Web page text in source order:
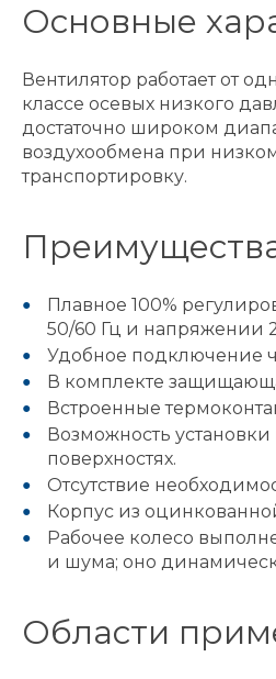
Основные
Вентилятор работает от
классе осевых низкого
достаточно широком
воздухообмена при
транспортировку.
Плавное 100%
50/60 Гц и напряжении
Удобное подключение
В комплекте
Встроенные
Возможность
поверхностях.
Отсутствие
Корпус из
Рабочее колесо
и шума; оно
Области